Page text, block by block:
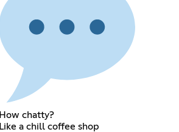
How chatty?
Like a chill coffee shop